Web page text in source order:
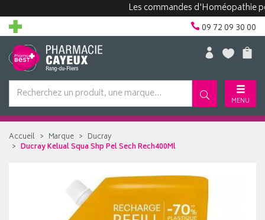
Les commandes d'Homéopathie
09 72 09 30 00
MENU
Accueil Marque
Ducray
Ducray Kelual Squa Shp Pel Sech Rech400Ml